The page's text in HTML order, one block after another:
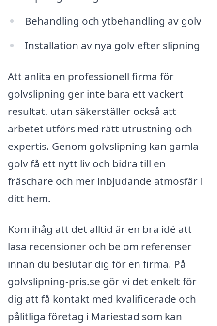
Behandling och ytbehandling av golv
Installation av nya golv efter slipning
Att anlita en professionell firma för
golvslipning ger inte bara ett vackert
resultat, utan säkerställer också att
arbetet utförs med rätt utrustning och
expertis. Genom golvslipning kan gamla
golv få ett nytt liv och bidra till en
fräschare och mer inbjudande atmosfär i
ditt hem.
Kom ihåg att det alltid är en bra idé att
läsa recensioner och be om referenser
innan du beslutar dig för en firma. På
golvslipning-pris.se gör vi det enkelt för
dig att få kontakt med kvalificerade och
pålitliga företag i Mariestad som kan